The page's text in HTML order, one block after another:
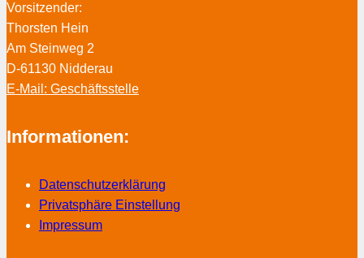
Vorsitzender:
Thorsten Hein
Am Steinweg 2
D-61130 Nidderau
E-Mail: Geschäftsstelle
Informationen:
Datenschutzerklärung
Privatsphäre Einstellung
Impressum